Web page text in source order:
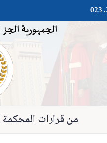
الجمهورية
من قرارات المحكمة